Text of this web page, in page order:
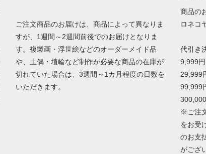
ご注文商品のお届けは、商品によって異なりま
すが、1週間～2週間前後でのお届けとなりま
す。複製画・浮世絵などのオーダーメイド品
や、土偶・埴輪など制作が必要な商品の在庫が
切れていた場合は、3週間～1カ月程度の日数を
いただきます。
商品の
ロネコ
代引き
9,999
29,999
99,999
※ご注
をお受
のお支
がござ